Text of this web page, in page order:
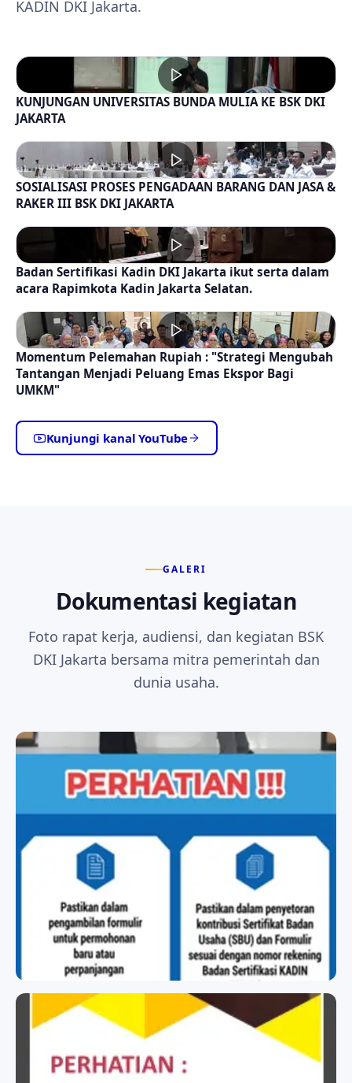
KADIN DKI Jakarta.
KUNJUNGAN UNIVERSITAS BUNDA MULIA KE BSK DKI
JAKARTA
SOSIALISASI PROSES PENGADAAN BARANG DAN JASA &
RAKER III BSK DKI JAKARTA
Badan Sertifikasi Kadin DKI Jakarta ikut serta dalam
acara Rapimkota Kadin Jakarta Selatan.
Momentum Pelemahan Rupiah : "Strategi Mengubah
Tantangan Menjadi Peluang Emas Ekspor Bagi
UMKM"
Kunjungi kanal YouTube
GALERI
Dokumentasi kegiatan
Foto rapat kerja, audiensi, dan kegiatan BSK
DKI Jakarta bersama mitra pemerintah dan
dunia usaha.
BADAN SERTIFIKASI KADIN
BADAN SERTIFIKASI KADIN